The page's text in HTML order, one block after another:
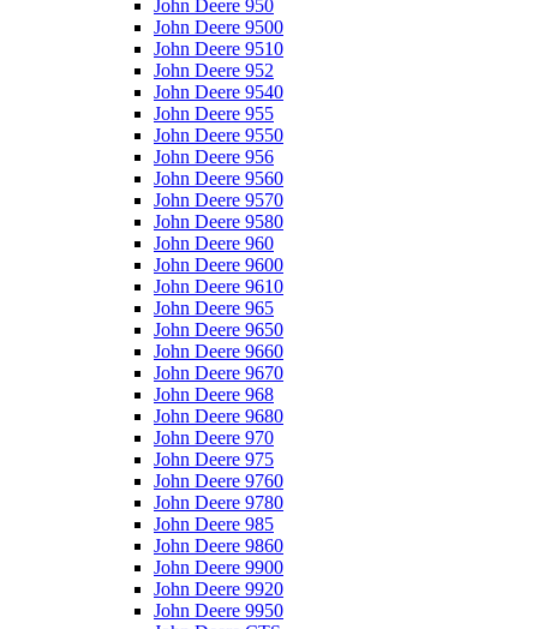
John Deere 950
John Deere 9500
John Deere 9510
John Deere 952
John Deere 9540
John Deere 955
John Deere 9550
John Deere 956
John Deere 9560
John Deere 9570
John Deere 9580
John Deere 960
John Deere 9600
John Deere 9610
John Deere 965
John Deere 9650
John Deere 9660
John Deere 9670
John Deere 968
John Deere 9680
John Deere 970
John Deere 975
John Deere 9760
John Deere 9780
John Deere 985
John Deere 9860
John Deere 9900
John Deere 9920
John Deere 9950